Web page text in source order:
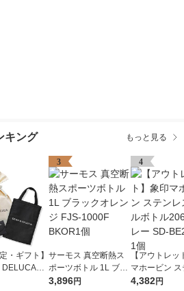
キング もっと見る
・ギフト】
DELUCA
ッグ M＆
3
サーモス 真空断熱ス
ポーツボトル 1L ブラ
ックオレンジ FJS-10
3,896円
4
【アウトレッ
マホービン
スクールボト
4,382円